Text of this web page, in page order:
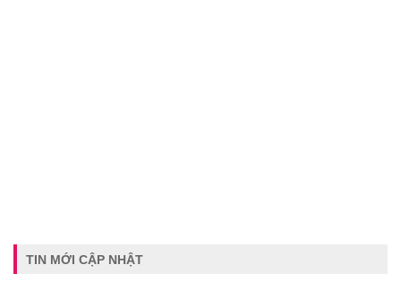
TIN MỚI CẬP NHẬT